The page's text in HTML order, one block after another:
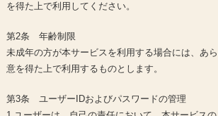
を得た上で利用してください。
第2条 年齢制限
未成年の方が本サービスを利用する場合には、あ
意を得た上で利用するものとします。
第3条 ユーザーIDおよびパスワードの管理